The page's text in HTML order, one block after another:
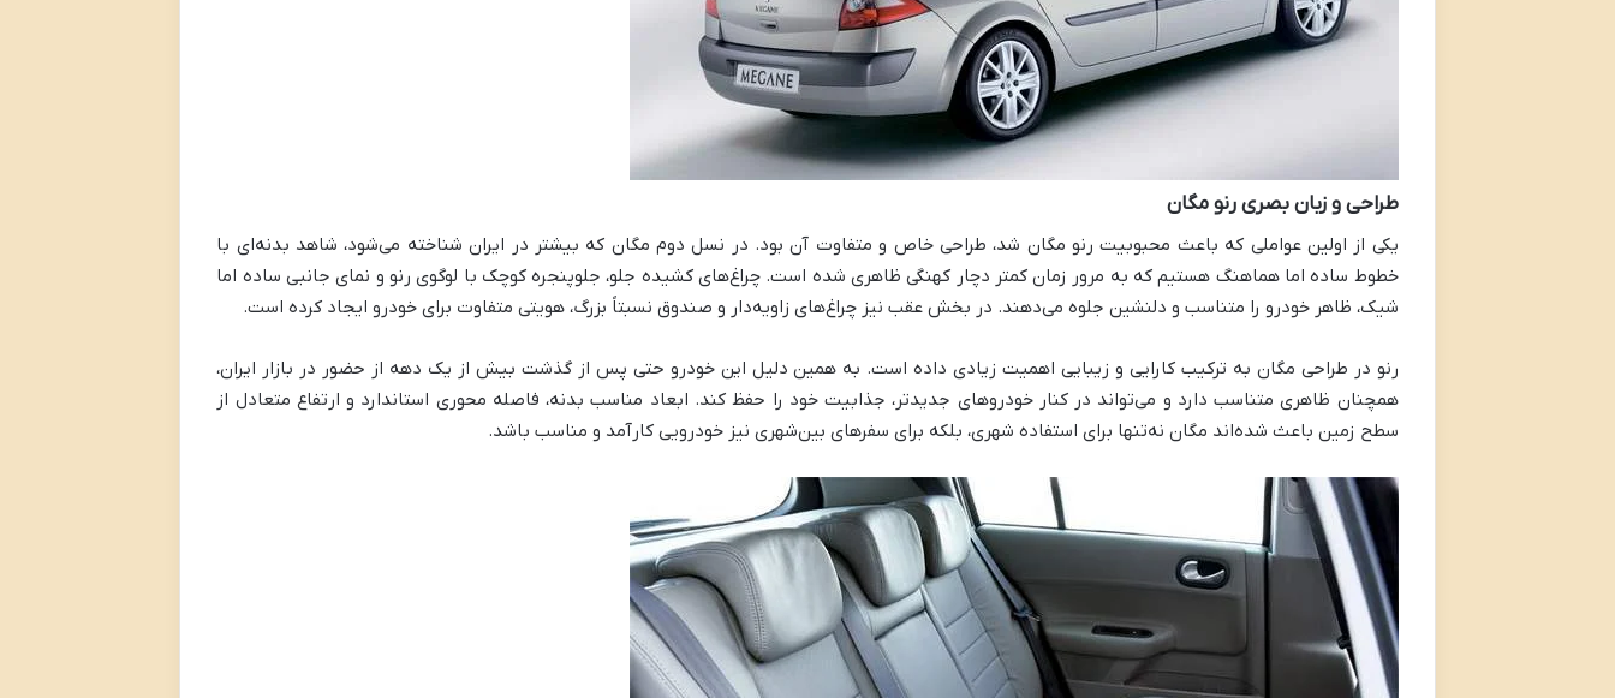
طراحی و زبان بصری رنو مگان
یکی از اولین عواملی که باعث محبوبیت رنو مگان شد، طراحی خاص و متفاوت آن بود. در نسل دوم مگان که بیشتر در ایران شناخته می‌شود، شاهد بدنه‌ای با
خطوط ساده اما هماهنگ هستیم که به مرور زمان کمتر دچار کهنگی ظاهری شده است. چراغ‌های کشیده جلو، جلوپنجره کوچک با لوگوی رنو و نمای جانبی ساده اما
شیک، ظاهر خودرو را متناسب و دلنشین جلوه می‌دهند. در بخش عقب نیز چراغ‌های زاویه‌دار و صندوق نسبتاً بزرگ، هویتی متفاوت برای خودرو ایجاد کرده است.
رنو در طراحی مگان به ترکیب کارایی و زیبایی اهمیت زیادی داده است. به همین دلیل این خودرو حتی پس از گذشت بیش از یک دهه از حضور در بازار ایران،
همچنان ظاهری متناسب دارد و می‌تواند در کنار خودروهای جدیدتر، جذابیت خود را حفظ کند. ابعاد مناسب بدنه، فاصله محوری استاندارد و ارتفاع متعادل از
سطح زمین باعث شده‌اند مگان نه‌تنها برای استفاده شهری، بلکه برای سفرهای بین‌شهری نیز خودرویی کارآمد و مناسب باشد.